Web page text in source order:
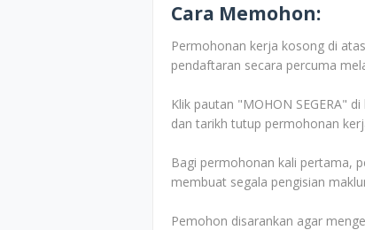
Cara Memohon:
Permohonan kerja kosong di
pendaftaran secara percuma
Klik pautan "MOHON SEGERA"
dan tarikh tutup permohonan
Bagi permohonan kali pertama,
membuat segala pengisian
Pemohon disarankan agar